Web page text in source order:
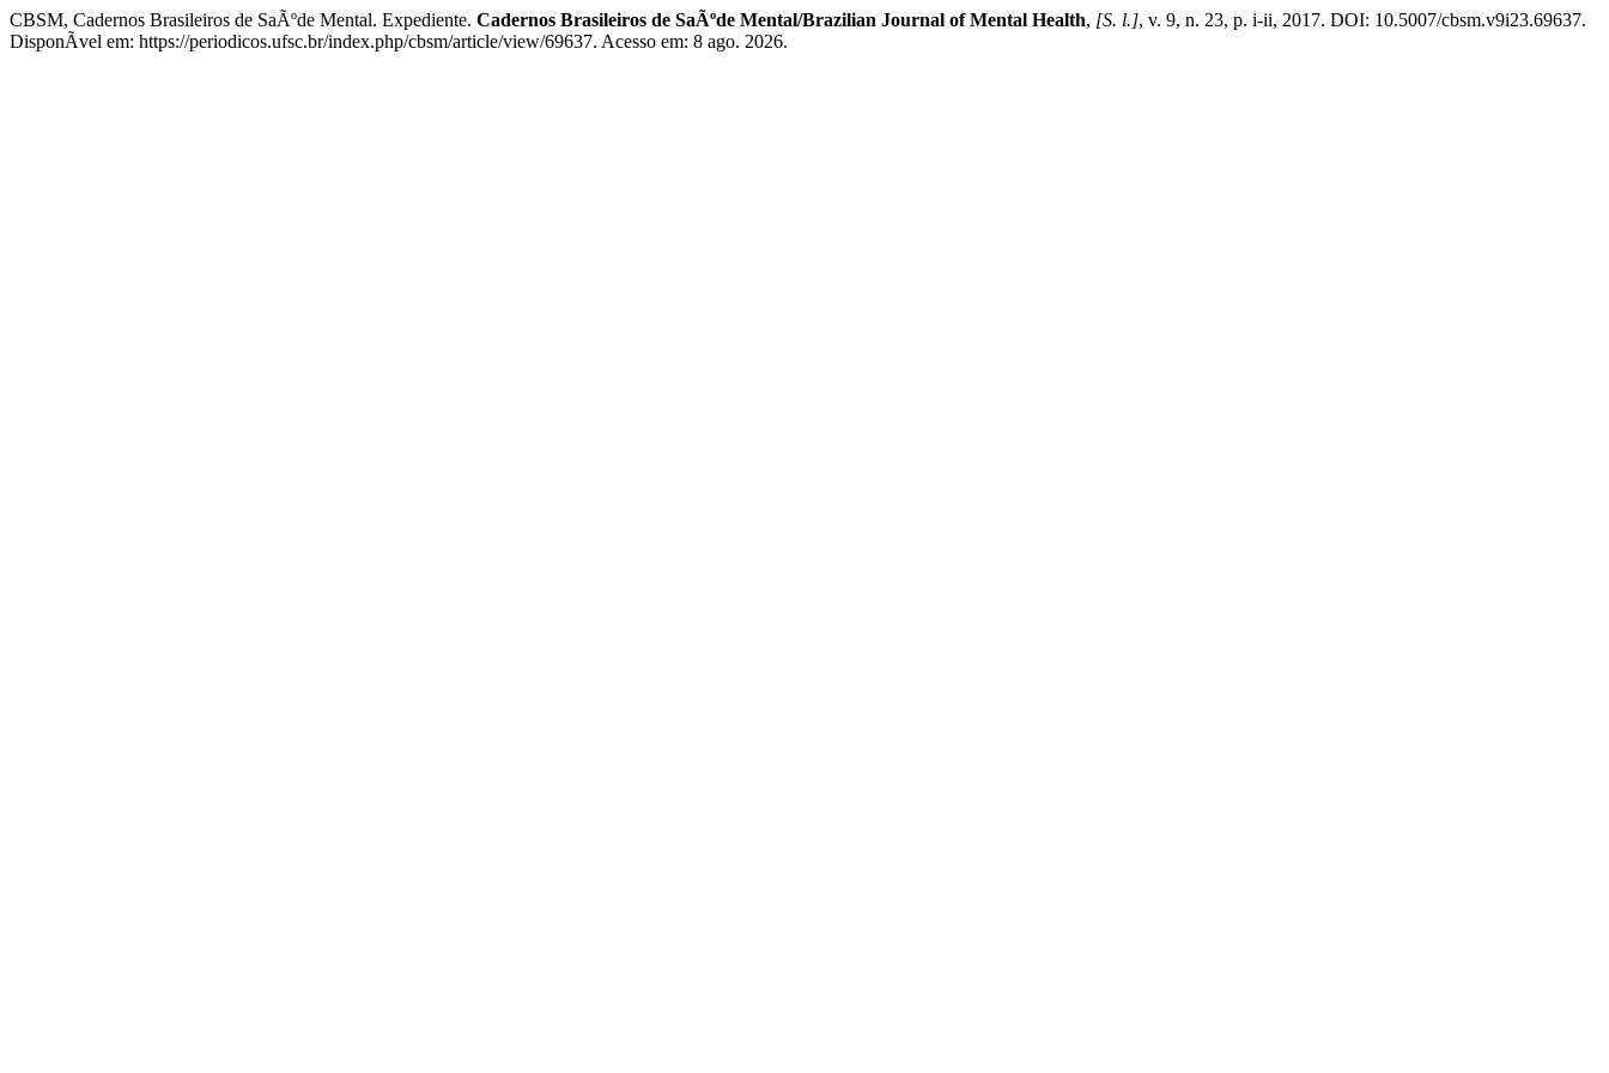
CBSM, Cadernos Brasileiros de SaÃºde Mental. Expediente. Cadernos Brasileiros de SaÃºde Mental/Brazilian Journal of Mental Health, [S. l.], v. 9, n. 23, p. i-ii, 2017. DOI: 10.5007/cbsm.v9i23.69637.
DisponÃ­vel em: https://periodicos.ufsc.br/index.php/cbsm/article/view/69637. Acesso em: 8 ago. 2026.